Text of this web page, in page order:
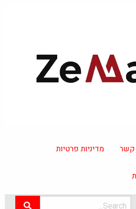
קשר מדיניות פרטיות